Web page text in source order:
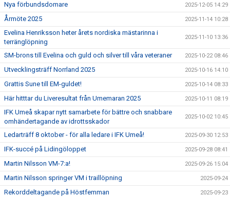
Nya förbundsdomare 2025-12-05 14:29
Årmöte 2025 2025-11-14 10:28
Evelina Henriksson heter årets nordiska mästarinna i
terränglöpning
2025-11-10 13:36
SM-brons till Evelina och guld och silver till våra veteraner 2025-10-22 08:46
Utvecklingsträff Norrland 2025 2025-10-16 14:10
Grattis Sune till EM-guldet! 2025-10-14 08:33
Här hitttar du Liveresultat från Umemaran 2025 2025-10-11 08:19
IFK Umeå skapar nytt samarbete för bättre och snabbare
omhändertagande av idrottsskador
2025-10-02 10:45
Ledarträff 8 oktober - för alla ledare i IFK Umeå! 2025-09-30 12:53
IFK-succé på Lidingöloppet 2025-09-28 08:41
Martin Nilsson VM-7:a! 2025-09-26 15:04
Martin Nilsson springer VM i traillöpning 2025-09-24
Rekorddeltagande på Höstfemman 2025-09-23